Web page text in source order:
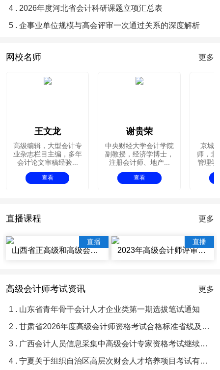
4 . 2026年度河北省会计科研课题立项汇总表
5 . 企事业单位规模与高会评审一次通过关系的深度解析
网校名师 更多
王文龙
高级编辑，大型会计专
业杂志栏目主编，多年
会计论文审稿经验...
查看
谢贵荣
中央财经大学会计学院
副教授，经济学博士，
注册会计师、地产...
查看
京城
师，北
管理学
直播课程 更多
直播
山西省正高级和高级会计师评审辅导视频讲座
直播
2023年高级会计师评审辅导视频课程
高级会计师考试资讯 更多
1 . 山东省青年骨干会计人才企业类第一期选拔笔试通知
2 . 甘肃省2026年度高级会计师资格考试合格标准省线及及格人员名单等有关问题的通知
3 . 广西会计人员信息采集中高级会计专家资格考试继续教育常见问题与解答
4 . 宁夏关于组织自治区高层次财会人才培养项目考试有关事项的通知